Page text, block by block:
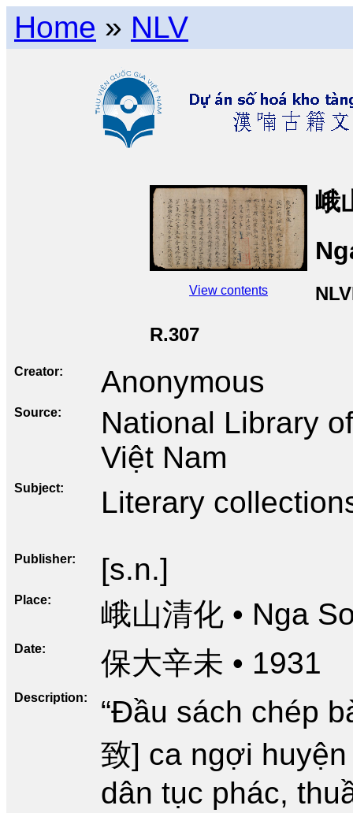
Home » NLV
View contents
峨
R.307
Creator Anonymous
Source
National Library
Việt Nam
Subject Literary
Publisher [s.n.]
Place 峨山清化 • Nga
Date 保大辛未 • 1931
Description
“Đầu sách chép
致] ca ngợi
dân tục phác,